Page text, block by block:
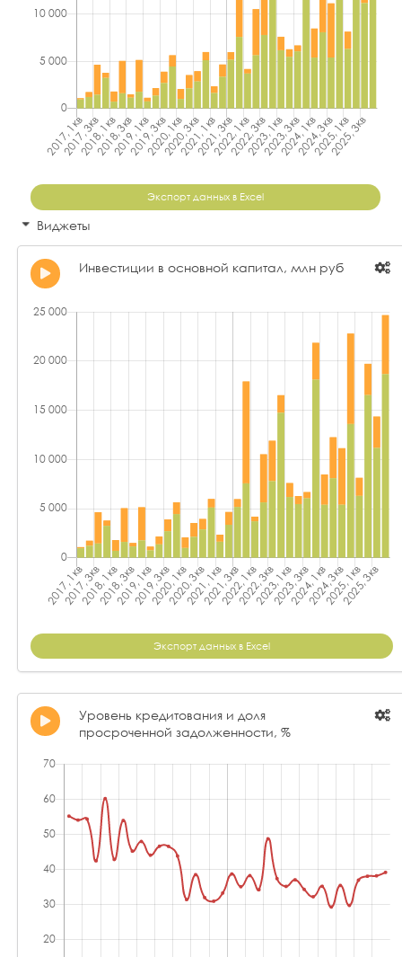
Экспорт данных в Excel
Виджеты
Инвестиции в основной капитал, млн руб
Экспорт данных в Excel
Уровень кредитования и доля
просроченной задолженности, %